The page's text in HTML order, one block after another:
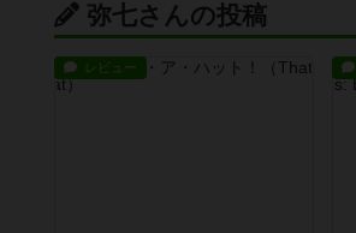
弥七さんの投稿
レビュー